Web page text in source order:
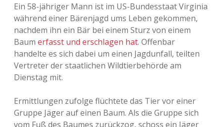
Adventskalender 2019
Adventskalender 2020
Adventskalender 2021
Adventskalender 2023
Ein 58-jähriger Mann ist im US-Bundesstaat Virginia
während einer Bärenjagd ums Leben gekommen,
nachdem ihn ein Bär bei einem Sturz von einem
Baum erfasst und erschlagen hat. Offenbar
handelte es sich dabei um einen Jagdunfall, teilten
Vertreter der staatlichen Wildtierbehörde am
Dienstag mit.
Ermittlungen zufolge flüchtete das Tier vor einer
Gruppe Jäger auf einen Baum. Als die Gruppe sich
vom Fuß des Baumes zurückzog, schoss ein Jäger